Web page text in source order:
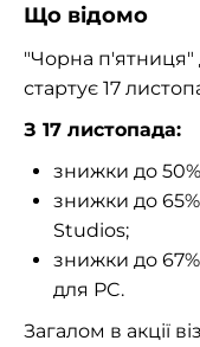
Що відомо
"Чорна п'ятниця"
стартує 17
З 17 листопада:
знижки до
знижки до 65%
Studios;
знижки до 67%
для PC.
Загалом в акції